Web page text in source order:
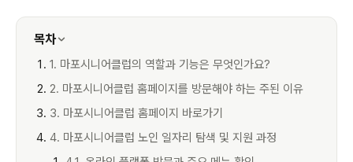
목차
1. 마포시니어클럽의 역할과 기능은 무엇인가요?
2. 마포시니어클럽 홈페이지를 방문해야 하는 주된 이유
3. 마포시니어클럽 홈페이지 바로가기
4. 마포시니어클럽 노인 일자리 탐색 및 지원 과정